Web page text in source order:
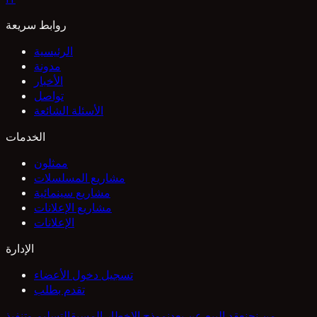
روابط سريعة
الرئيسية
مدونة
الأخبار
تواصل
الأسئلة الشائعة
الخدمات
ممثلون
مشاريع المسلسلات
مشاريع سينمائية
مشاريع الإعلانات
الإعلانات
الإدارة
تسجيل دخول الأعضاء
تقدم بطلب